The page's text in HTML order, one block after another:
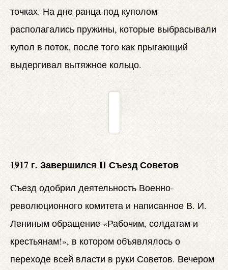
точках. На дне ранца под куполом
располагались пружины, которые выбрасывали
купол в поток, после того как прыгающий
выдергивал вытяжное кольцо.
1917 г. Завершился II Съезд Советов
Cъезд одобрил деятельность Военно-
революционного комитета и написанное В. И.
Лениным обращение «Рабочим, солдатам и
крестьянам!», в котором объявлялось о
переходе всей власти в руки Советов. Вечером